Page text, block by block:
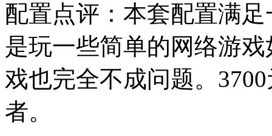
配置点评：本套配置满
是玩一些简单的网络游
戏也完全不成问题。
者。